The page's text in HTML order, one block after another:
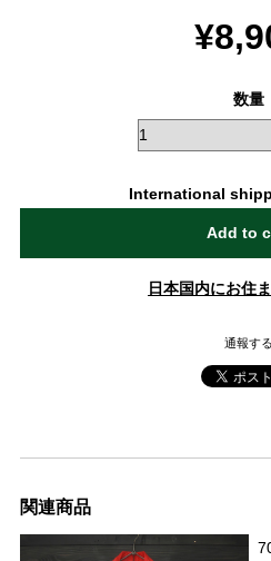
数量
International
Add to
日本国内にお住
通報する
関連商品